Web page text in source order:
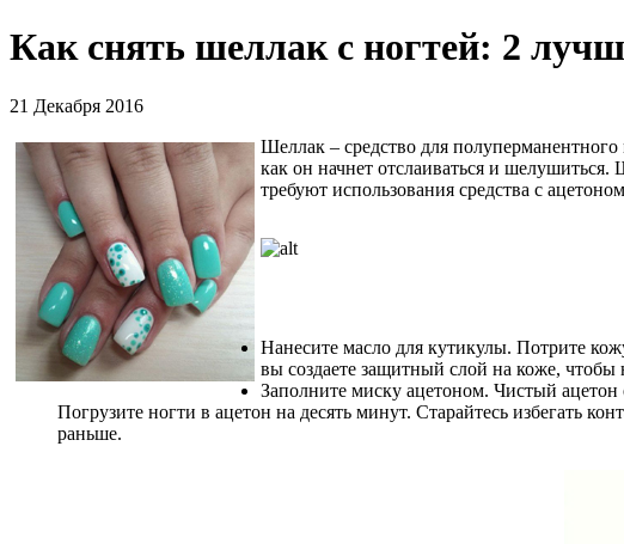
Как снять шеллак с ногтей: 2
21 Декабря 2016
Шеллак – средство для
как он начнет отслаиваться и
требуют использования средства с
Нанесите масло для кутикулы. Потрите
вы создаете защитный слой на коже, чтобы
Заполните миску ацетоном. Чистый
Погрузите ногти в ацетон на десять минут. Старайтесь избегать
раньше.